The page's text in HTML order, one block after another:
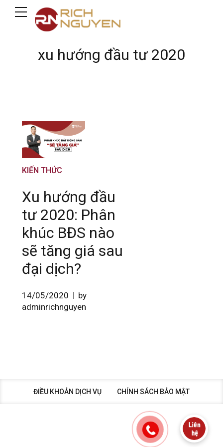
xu hướng đầu tư 2020
KIẾN THỨC
Xu hướng đầu
tư 2020: Phân
khúc BĐS nào
sẽ tăng giá sau
đại dịch?
14/05/2020
by
adminrichnguyen
ĐIỀU KHOẢN DỊCH VỤ CHÍNH SÁCH BẢO MẬT